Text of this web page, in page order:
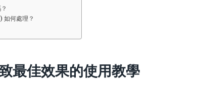
如何處理？
最佳效果的使用教學